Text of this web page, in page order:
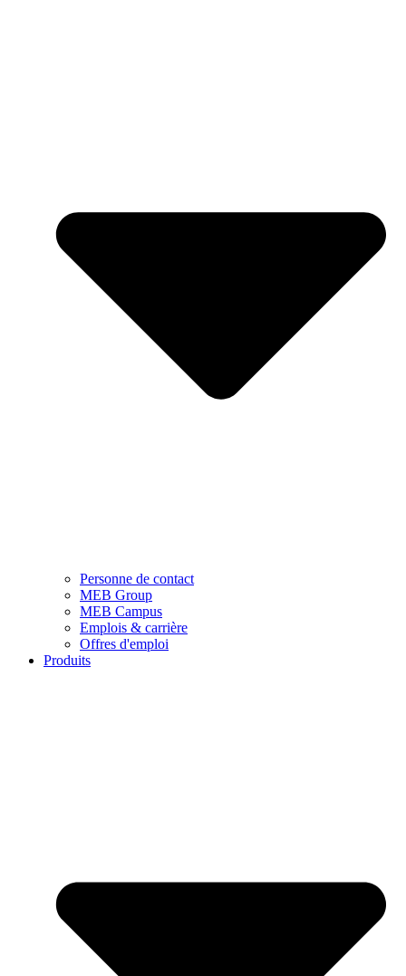
Personne de contact
MEB Group
MEB Campus
Emplois & carrière
Offres d'emploi
Produits